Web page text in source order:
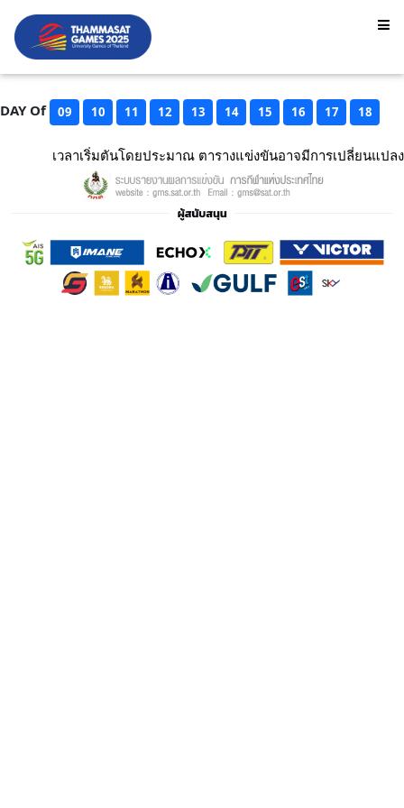
DAY Of 09 10 11 12 13 14 15 16 17 18
เวลาเริ่มตันโดยประมาณ ตารางแข่งขันอาจมีการเปลี่ยนแปลง